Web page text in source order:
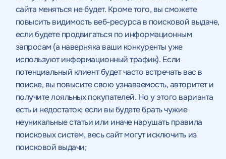
сайта меняться не будет. Кроме того, вы сможете
повысить видимость веб-ресурса в поисковой выдаче,
если будете продвигаться по информационным
запросам (а наверняка ваши конкуренты уже
используют информационный трафик). Если
потенциальный клиент будет часто встречать вас в
поиске, вы повысите свою узнаваемость, авторитет и
получите лояльных покупателей. Но у этого варианта
есть и недостаток: если вы будете брать чужие
неуникальные статьи или иначе нарушать правила
поисковых систем, весь сайт могут исключить из
поисковой выдачи;